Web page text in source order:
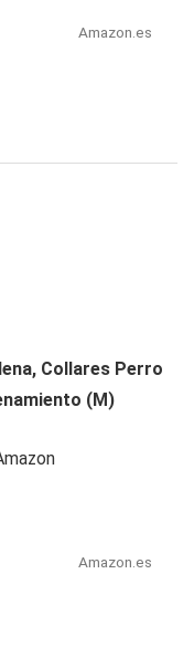
Amazon.es
Collares Perro
(M)
Amazon.es